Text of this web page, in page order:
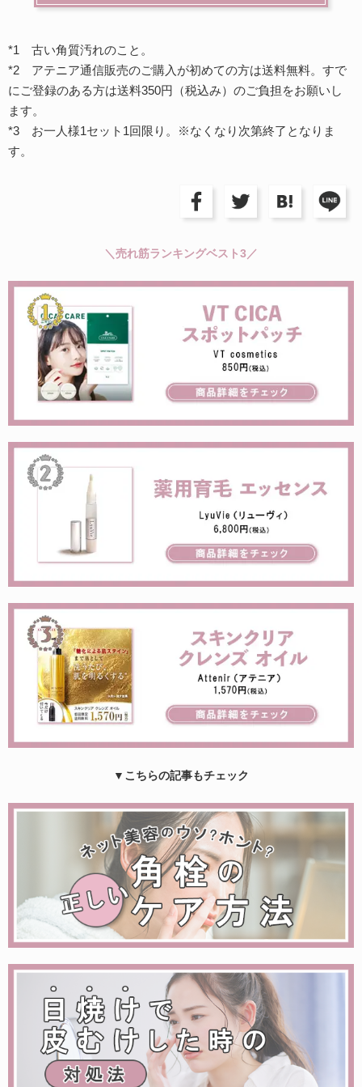
*1 古い角質汚れのこと。
*2 アテニア通信販売のご購入が初めての方は送料無料。すで
にご登録のある方は送料350円（税込み）のご負担をお願いし
ます。
*3 お一人様1セット1回限り。※なくなり次第終了となりま
す。
＼売れ筋ランキングベスト3／
▼こちらの記事もチェック